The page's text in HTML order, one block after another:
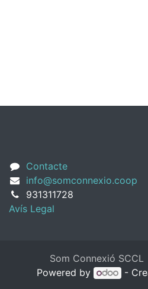
Contacte
info@somconnexio.coop
931311728
Avís Legal
Som Connexió SCCL
Powered by -